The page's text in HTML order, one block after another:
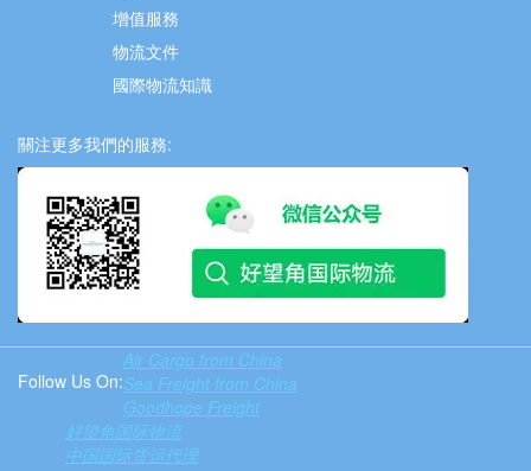
增值服務
物流文件
國際物流知識
關注更多我們的服務:
Follow Us On:
Air Cargo from China
Sea Freight from China
Goodhope Freight
好望角国际物流
中国国际货运代理